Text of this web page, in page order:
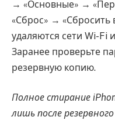
→ «Основные» →
«Сброс» → «Сбросить
удаляются сети Wi-Fi
Заранее проверьте
резервную копию.
Полное стирание
лишь после